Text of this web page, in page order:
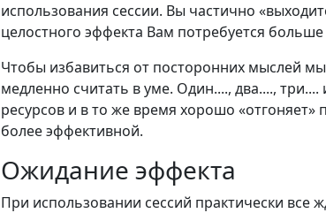
использования сессии. Вы частично
целостного эффекта Вам потребуется
Чтобы избавиться от посторонних мыслей
медленно считать в уме. Один...., два....,
ресурсов и в то же время хорошо «отгоняет»
более эффективной.
Ожидание эффекта
При использовании сессий практически все